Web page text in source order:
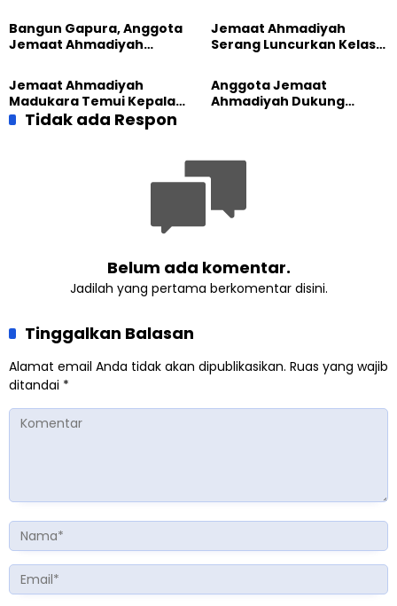
Nyadran Warga
Lewat Edukasi Ekoteologi
Bangun Gapura, Anggota
Jemaat Ahmadiyah
Sambut HUT RI ke-81
Jemaat Ahmadiyah
Serang Luncurkan Kelas
Generasi Unggul
Jemaat Ahmadiyah
Madukara Temui Kepala
Desa Limbangan,
Anggota Jemaat
Ahmadiyah Dukung
Tidak ada Respon
Belum ada komentar.
Jadilah yang pertama berkomentar disini.
Tinggalkan Balasan
Alamat email Anda tidak akan dipublikasikan. Ruas yang wajib
ditandai *